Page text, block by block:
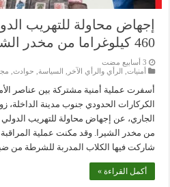
إجهاض محاولة للتهريب
460 كيلوغراما من مخدر الشيرا
أمنيات الرأي والرأي الآخر السياسة حوادث
أسفرت عملية أمنية مشتركة بين عناصر
من مخدر الشيرا. وقد مكنت عملية
شاركت فيها الكلاب المدربة للشرطة من
أكمل القراءة »